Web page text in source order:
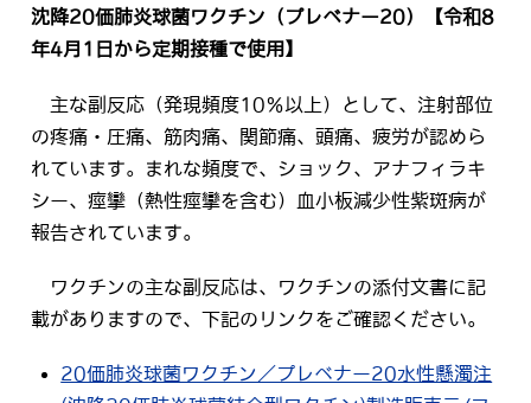
沈降20価肺炎球菌ワクチン（プレベナー20）【令和8
年4月1日から定期接種で使用】
主な副反応（発現頻度10％以上）として、注射部位
の疼痛・圧痛、筋肉痛、関節痛、頭痛、疲労が認めら
れています。まれな頻度で、ショック、アナフィラキ
シー、痙攣（熱性痙攣を含む）血小板減少性紫斑病が
報告されています。
ワクチンの主な副反応は、ワクチンの添付文書に記
載がありますので、下記のリンクをご確認ください。
20価肺炎球菌ワクチン／プレベナー20水性懸濁注